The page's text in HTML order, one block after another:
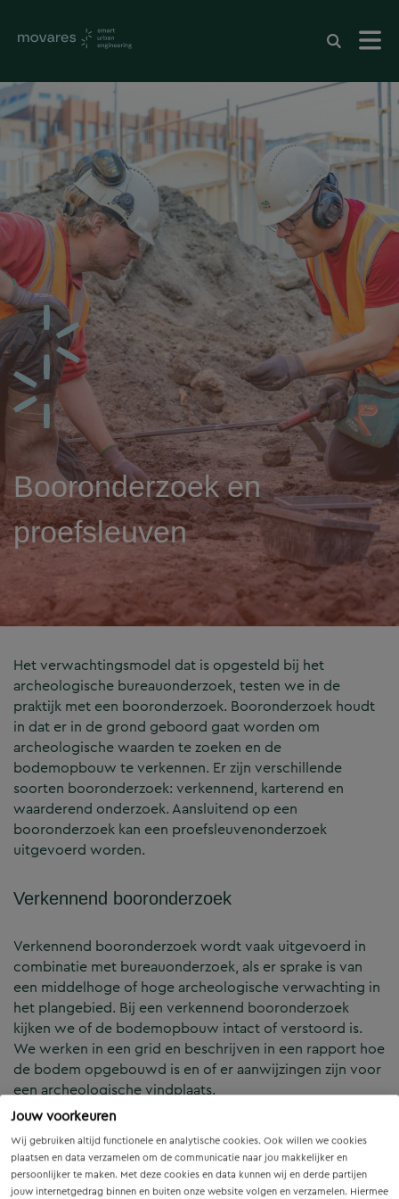
Jouw voorkeuren
Wij gebruiken altijd functionele en analytische cookies. Ook willen we cookies
plaatsen en data verzamelen om de communicatie naar jou makkelijker en
persoonlijker te maken. Met deze cookies en data kunnen wij en derde partijen
jouw internetgedrag binnen en buiten onze website volgen en verzamelen. Hiermee
Booronderzoek en
proefsleuven
Het verwachtingsmodel dat is opgesteld bij het
archeologische bureauonderzoek, testen we in de
praktijk met een booronderzoek. Booronderzoek houdt
in dat er in de grond geboord gaat worden om
archeologische waarden te zoeken en de
bodemopbouw te verkennen. Er zijn verschillende
soorten booronderzoek: verkennend, karterend en
waarderend onderzoek. Aansluitend op een
booronderzoek kan een proefsleuvenonderzoek
uitgevoerd worden.
Verkennend booronderzoek
Verkennend booronderzoek wordt vaak uitgevoerd in
combinatie met bureauonderzoek, als er sprake is van
een middelhoge of hoge archeologische verwachting in
het plangebied. Bij een verkennend booronderzoek
kijken we of de bodemopbouw intact of verstoord is.
We werken in een grid en beschrijven in een rapport hoe
de bodem opgebouwd is en of er aanwijzingen zijn voor
een archeologische vindplaats.
Karterend booronderzoek
Bij een karterend booronderzoek wordt onderzocht of